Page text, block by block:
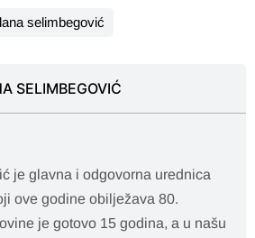
selimbegović
SELIMBEGOVIĆ
je glavna i odgovorna urednica
ove godine obilježava 80.
je gotovo 15 godina, a u našu